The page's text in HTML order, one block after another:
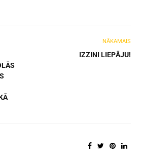
NĀKAMAIS
IZZINI LIEPĀJU!